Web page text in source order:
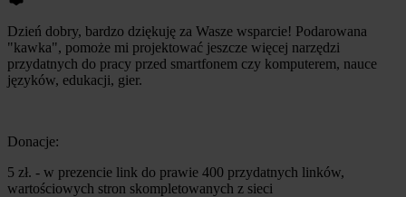
Dzień dobry, bardzo dziękuję za Wasze wsparcie! Podarowana
"kawka", pomoże mi projektować jeszcze więcej narzędzi
przydatnych do pracy przed smartfonem czy komputerem, nauce
języków, edukacji, gier.
Donacje:
5 zł. - w prezencie link do prawie 400 przydatnych linków,
wartościowych stron skompletowanych z sieci